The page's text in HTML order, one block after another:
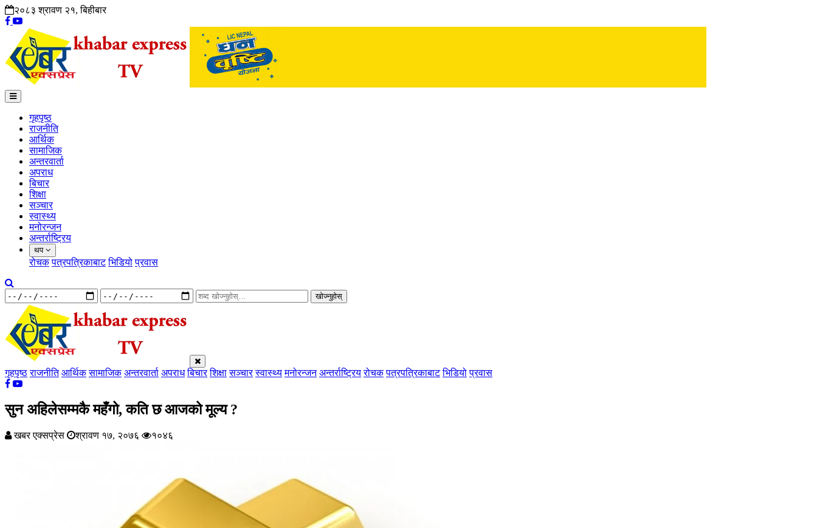
२०८३ श्रावण २१, बिहीबार
गृहपृष्ठ
राजनीति
आर्थिक
सामाजिक
अन्तरवार्ता
अपराध
बिचार
शिक्षा
सञ्चार
स्वास्थ्य
मनोरन्जन
अन्तर्राष्ट्रिय
थप
रोचक पत्रपत्रिकाबाट भिडियो प्रवास
खोज्नुहोस्
गृहपृष्ठ राजनीति आर्थिक सामाजिक अन्तरवार्ता अपराध बिचार शिक्षा सञ्चार स्वास्थ्य मनोरन्जन अन्तर्राष्ट्रिय रोचक पत्रपत्रिकाबाट भिडियो प्रवास
सुन अहिलेसम्मकै महँगो, कति छ आजको मूल्य ?
खबर एक्सप्रेस श्रावण १७, २०७६ १०४६